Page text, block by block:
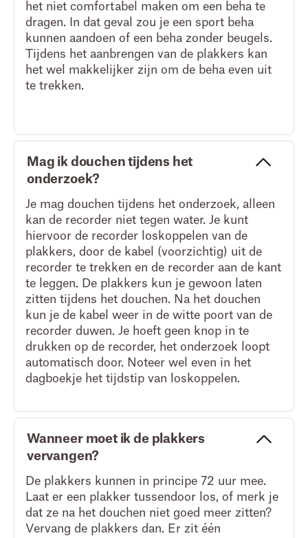
het niet comfortabel maken om een beha te
dragen. In dat geval zou je een sport beha
kunnen aandoen of een beha zonder beugels.
Tijdens het aanbrengen van de plakkers kan
het wel makkelijker zijn om de beha even uit
te trekken.
Mag ik douchen tijdens het
onderzoek?
Je mag douchen tijdens het onderzoek, alleen
kan de recorder niet tegen water. Je kunt
hiervoor de recorder loskoppelen van de
plakkers, door de kabel (voorzichtig) uit de
recorder te trekken en de recorder aan de kant
te leggen. De plakkers kun je gewoon laten
zitten tijdens het douchen. Na het douchen
kun je de kabel weer in de witte poort van de
recorder duwen. Je hoeft geen knop in te
drukken op de recorder, het onderzoek loopt
automatisch door. Noteer wel even in het
dagboekje het tijdstip van loskoppelen.
Wanneer moet ik de plakkers
vervangen?
De plakkers kunnen in principe 72 uur mee.
Laat er een plakker tussendoor los, of merk je
dat ze na het douchen niet goed meer zitten?
Vervang de plakkers dan. Er zit één